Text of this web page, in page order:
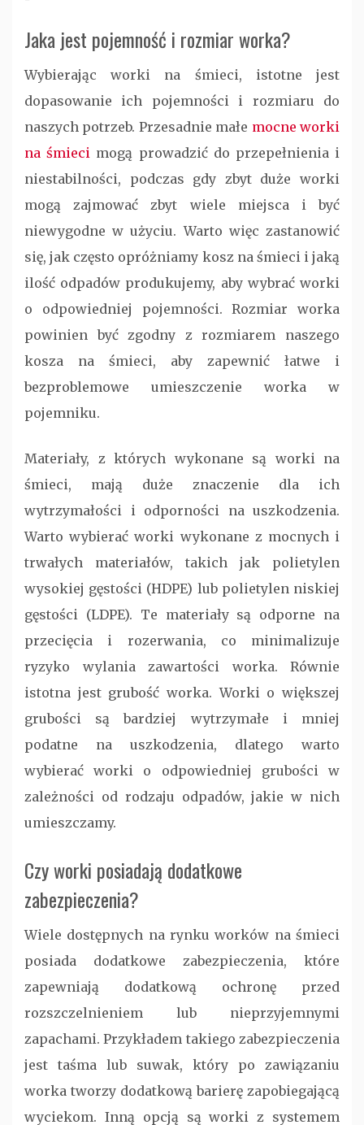
Jaka jest pojemność i rozmiar worka?
Wybierając worki na śmieci, istotne jest
dopasowanie ich pojemności i rozmiaru do
naszych potrzeb. Przesadnie małe mocne worki
na śmieci mogą prowadzić do przepełnienia i
niestabilności, podczas gdy zbyt duże worki
mogą zajmować zbyt wiele miejsca i być
niewygodne w użyciu. Warto więc zastanowić
się, jak często opróżniamy kosz na śmieci i jaką
ilość odpadów produkujemy, aby wybrać worki
o odpowiedniej pojemności. Rozmiar worka
powinien być zgodny z rozmiarem naszego
kosza na śmieci, aby zapewnić łatwe i
bezproblemowe umieszczenie worka w
pojemniku.
Materiały, z których wykonane są worki na
śmieci, mają duże znaczenie dla ich
wytrzymałości i odporności na uszkodzenia.
Warto wybierać worki wykonane z mocnych i
trwałych materiałów, takich jak polietylen
wysokiej gęstości (HDPE) lub polietylen niskiej
gęstości (LDPE). Te materiały są odporne na
przecięcia i rozerwania, co minimalizuje
ryzyko wylania zawartości worka. Równie
istotna jest grubość worka. Worki o większej
grubości są bardziej wytrzymałe i mniej
podatne na uszkodzenia, dlatego warto
wybierać worki o odpowiedniej grubości w
zależności od rodzaju odpadów, jakie w nich
umieszczamy.
Czy worki posiadają dodatkowe
zabezpieczenia?
Wiele dostępnych na rynku worków na śmieci
posiada dodatkowe zabezpieczenia, które
zapewniają dodatkową ochronę przed
rozszczelnieniem lub nieprzyjemnymi
zapachami. Przykładem takiego zabezpieczenia
jest taśma lub suwak, który po zawiązaniu
worka tworzy dodatkową barierę zapobiegającą
wyciekom. Inną opcją są worki z systemem